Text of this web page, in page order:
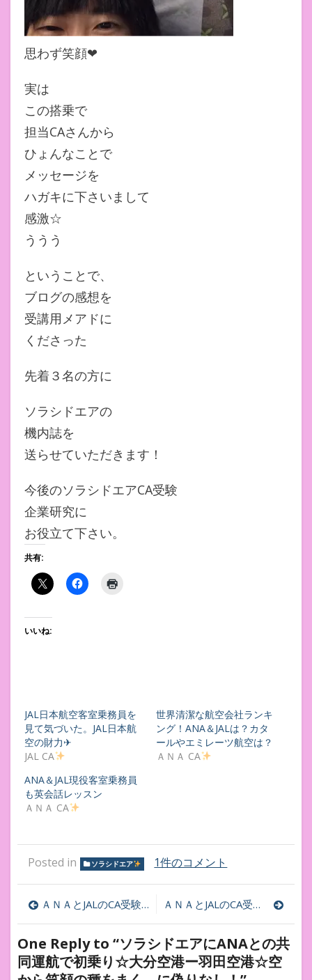
思わず笑顔❤︎
実は
この搭乗で
担当CAさんから
ひょんなことで
メッセージを
ハガキに下さいまして
感激☆
ううう
ということで、
ブログの感想を
受講用メアドに
くださった
先着３名の方に
ソラシドエアの
機内誌を
送らせていただきます！
今後のソラシドエアCA受験
企業研究に
お役立て下さい。
共有:
いいね:
JAL日本航空客室乗務員を
見て気づいた。JAL日本航
空の財力✈︎
JAL CA
世界清潔な航空会社ランキ
ング！ANA＆JALは？カタ
ールやエミレーツ航空は？
ＡＮＡ CA
ANA＆JAL現役客室乗務員
も英会話レッスン
ＡＮＡ CA
Posted in ソラシドエア
ソ
シ
に
ANA
と
1件のコメント
投
稿
ナ
ＡＮＡとJALのCA受験のための1日1敬語 ＡＮＡとJALのCA受験のための1日1敬語
One Reply to “ソラシドエアにANAとの共
同運航で初乗り☆大分空港ー羽田空港☆空